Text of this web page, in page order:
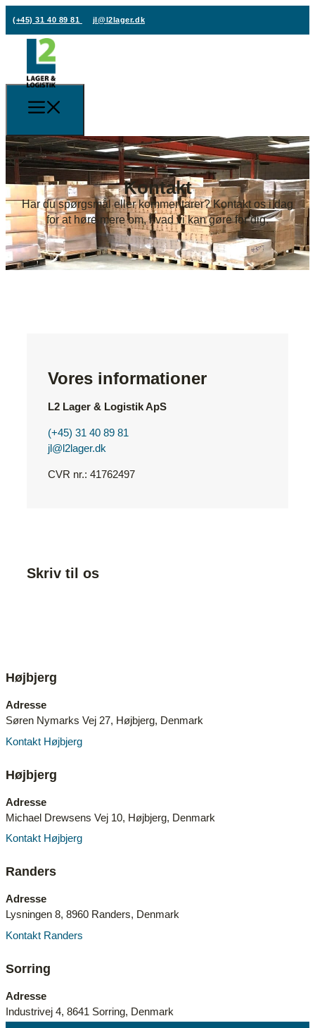
(+45) 31 40 89 81 jl@l2lager.dk
Kontakt
Har du spørgsmål eller kommentarer? Kontakt os i dag
for at høre mere om, hvad vi kan gøre for dig.
Vores informationer
L2 Lager & Logistik ApS
(+45) 31 40 89 81
jl@l2lager.dk
CVR nr.: 41762497
Skriv til os
Højbjerg
Adresse
Søren Nymarks Vej 27, Højbjerg, Denmark
Kontakt Højbjerg
Højbjerg
Adresse
Michael Drewsens Vej 10, Højbjerg, Denmark
Kontakt Højbjerg
Randers
Adresse
Lysningen 8, 8960 Randers, Denmark
Kontakt Randers
Sorring
Adresse
Industrivej 4, 8641 Sorring, Denmark